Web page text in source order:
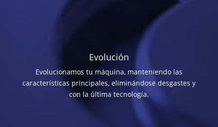
Evolución
Evolucionamos tu máquina, manteniendo las
características principales, eliminándose desgastes y
con la última tecnología.